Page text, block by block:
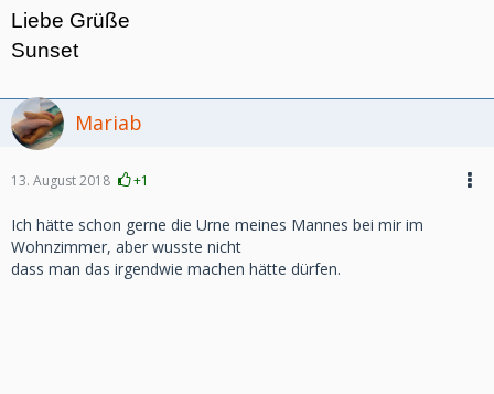
Liebe Grüße
Sunset
Mariab
13. August 2018 +1
Ich hätte schon gerne die Urne meines Mannes bei mir im
Wohnzimmer, aber wusste nicht
dass man das irgendwie machen hätte dürfen.